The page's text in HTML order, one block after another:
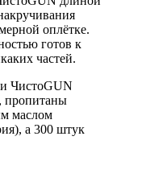
оплётке.
готов к
частей.
ЧистоGUN
пропитаны
маслом
а 300 штук